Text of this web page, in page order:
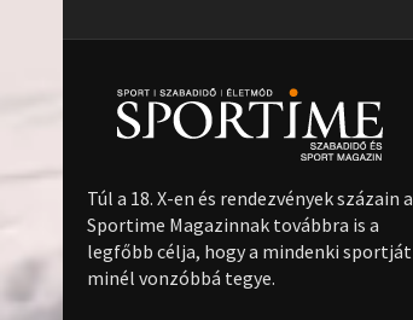
Túl a 18. X-en és rendezvények százain a
Sportime Magazinnak továbbra is a
legfőbb célja, hogy a mindenki sportját
minél vonzóbbá tegye.